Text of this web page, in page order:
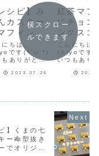
シピ】み
カスター
フィン🍊
んとカス
ドがベス
ッチ♡冷
て美味し
にちは。
です(*'ω'*)
もありがとう
食べたくなる
り方動画があ
よかったら見
てね♪【みかん
...
2023.07.26
紅茶マフ
にチョコ
ンクスコ
ン、米粉
ーズケ
最近作っ
菓子を
こんにちは
chiyoです
いつもあり
ひとつさせ
ていただい
す♪第53回
ルーベリー
ブルマフィ
ランブルマ
はこ...
横スクロー
ルできます
】くまの七
ー🎋型抜き
でオリジナ